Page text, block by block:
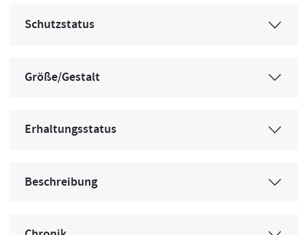
Schutzstatus
Größe/Gestalt
Erhaltungsstatus
Beschreibung